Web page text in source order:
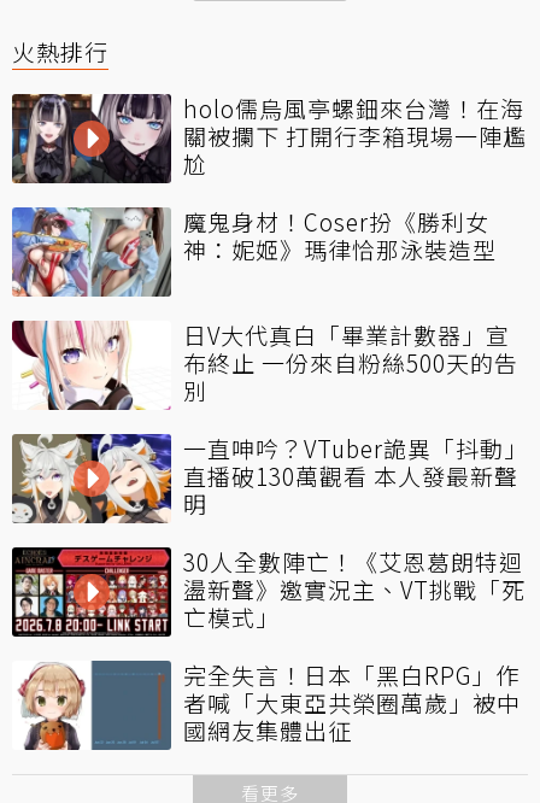
火熱排行
holo儒烏風亭螺鈿來台灣！在海
關被攔下 打開行李箱現場一陣尷
尬
魔鬼身材！Coser扮《勝利女
神：妮姬》瑪律恰那泳裝造型
日V大代真白「畢業計數器」宣
布終止 一份來自粉絲500天的告
別
一直呻吟？VTuber詭異「抖動」
直播破130萬觀看 本人發最新聲
明
30人全數陣亡！《艾恩葛朗特迴
盪新聲》邀實況主、VT挑戰「死
亡模式」
完全失言！日本「黑白RPG」作
者喊「大東亞共榮圈萬歲」被中
國網友集體出征
看更多